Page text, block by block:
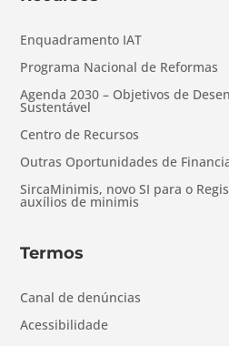
Enquadramento IAT
Programa Nacional de Reformas
Agenda 2030 – Objetivos de
Sustentável
Centro de Recursos
Outras Oportunidades de
SircaMinimis, novo SI para o
auxílios de minimis
Termos
Canal de denúncias
Acessibilidade